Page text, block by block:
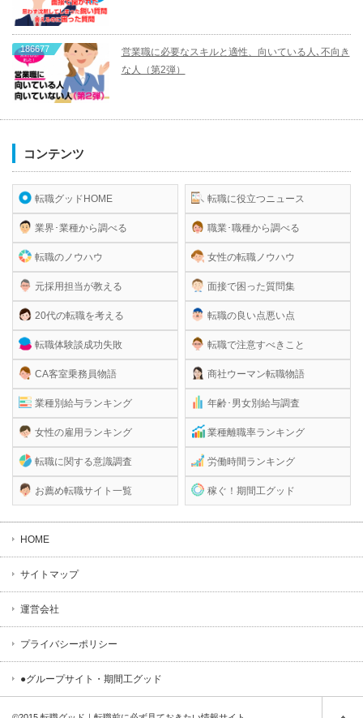
186677
営業職に必要なスキルと適性、向いている人､不向き
な人（第2弾）
コンテンツ
転職グッドHOME
業界･業種から調べる
転職のノウハウ
元採用担当が教える
20代の転職を考える
転職体験談成功失敗
CA客室乗務員物語
業種別給与ランキング
女性の雇用ランキング
転職に関する意識調査
お薦め転職サイト一覧
転職に役立つニュース
職業･職種から調べる
女性の転職ノウハウ
面接で困った質問集
転職の良い点悪い点
転職で注意すべきこと
商社ウーマン転職物語
年齢･男女別給与調査
業種離職率ランキング
労働時間ランキング
稼ぐ！期間工グッド
HOME
サイトマップ
運営会社
プライバシーポリシー
●グループサイト・期間工グッド